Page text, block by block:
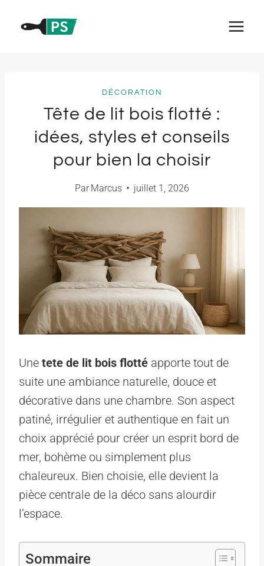
DÉCORATION
Tête de lit bois flotté :
idées, styles et conseils
pour bien la choisir
Par Marcus juillet 1, 2026
Une tete de lit bois flotté apporte tout de
suite une ambiance naturelle, douce et
décorative dans une chambre. Son aspect
patiné, irrégulier et authentique en fait un
choix apprécié pour créer un esprit bord de
mer, bohème ou simplement plus
chaleureux. Bien choisie, elle devient la
pièce centrale de la déco sans alourdir
l’espace.
Sommaire